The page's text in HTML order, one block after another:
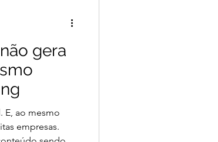
gera
E, ao mesmo
empresas.